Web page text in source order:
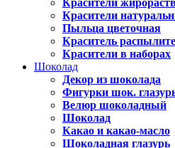
Красители
Красители
Пыльца цветочная
Краситель
Красители в наборах
Шоколад
Декор из шоколада
Фигурки шок.
Велюр шоколадный
Шоколад
Какао и какао-масло
Шоколадная глазурь